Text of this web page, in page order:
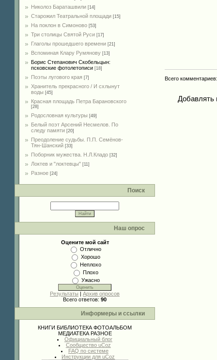
Николоз Бараташвили [14]
Cтарожил Театральной площади [15]
На поклон в Симоново [53]
Три столицы Святой Руси [17]
Глаголы прошедшего времени [21]
Вспоминая Клару Румянову [13]
Борис Степанович Скобельцын:
псковские фотолетописи [18]
Поэты лугового края [7]
Хранитель прекрасного / И схлынут
воды [45]
Красная площадь Петра Барановского
[28]
Родословная культуры [49]
Белый поэт Арсений Несмелов. По
следу памяти [20]
Преодоление судьбы. П.П. Семёнов-
Тян-Шанский [33]
Поборник мужества. Н.Л.Кладо [32]
Локтев и "локтевцы" [11]
Разное [24]
Поиск
Наш опрос
Оцените мой сайт
Отлично
Хорошо
Неплохо
Плохо
Ужасно
Результаты | Архив опросов
Всего ответов: 90
Информеры и ссылки
КНИГИ БИБЛИОТЕКА ФОТОАЛЬБОМ
МЕДИАТЕКА РАЗНОЕ
Официальный блог
Сообщество uCoz
FAQ по системе
Инструкции для uCoz
Всего комментариев
Добавлять